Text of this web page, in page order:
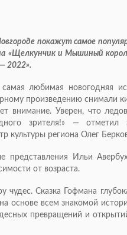
покажут самое
«Щелкунчик и Мышиный
2022».
любимая новогодняя
произведению снимали
внимание. Уверен, что
зрителя!» — отметил
культуры региона Олег
представления Ильи
от возраста.
чудес. Сказка Гофмана
основе всем знакомой
превращений и